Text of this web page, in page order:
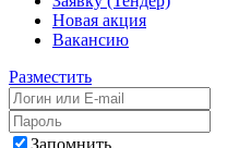
Новая акция
Вакансию
Разместить
Запомнить